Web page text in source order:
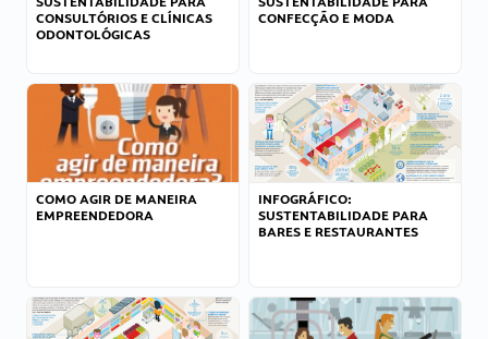
CONSULTÓRIOS E CLÍNICAS
ODONTOLÓGICAS
CONFECÇÃO E MODA
COMO AGIR DE MANEIRA
EMPREENDEDORA
INFOGRÁFICO:
SUSTENTABILIDADE PARA
BARES E RESTAURANTES